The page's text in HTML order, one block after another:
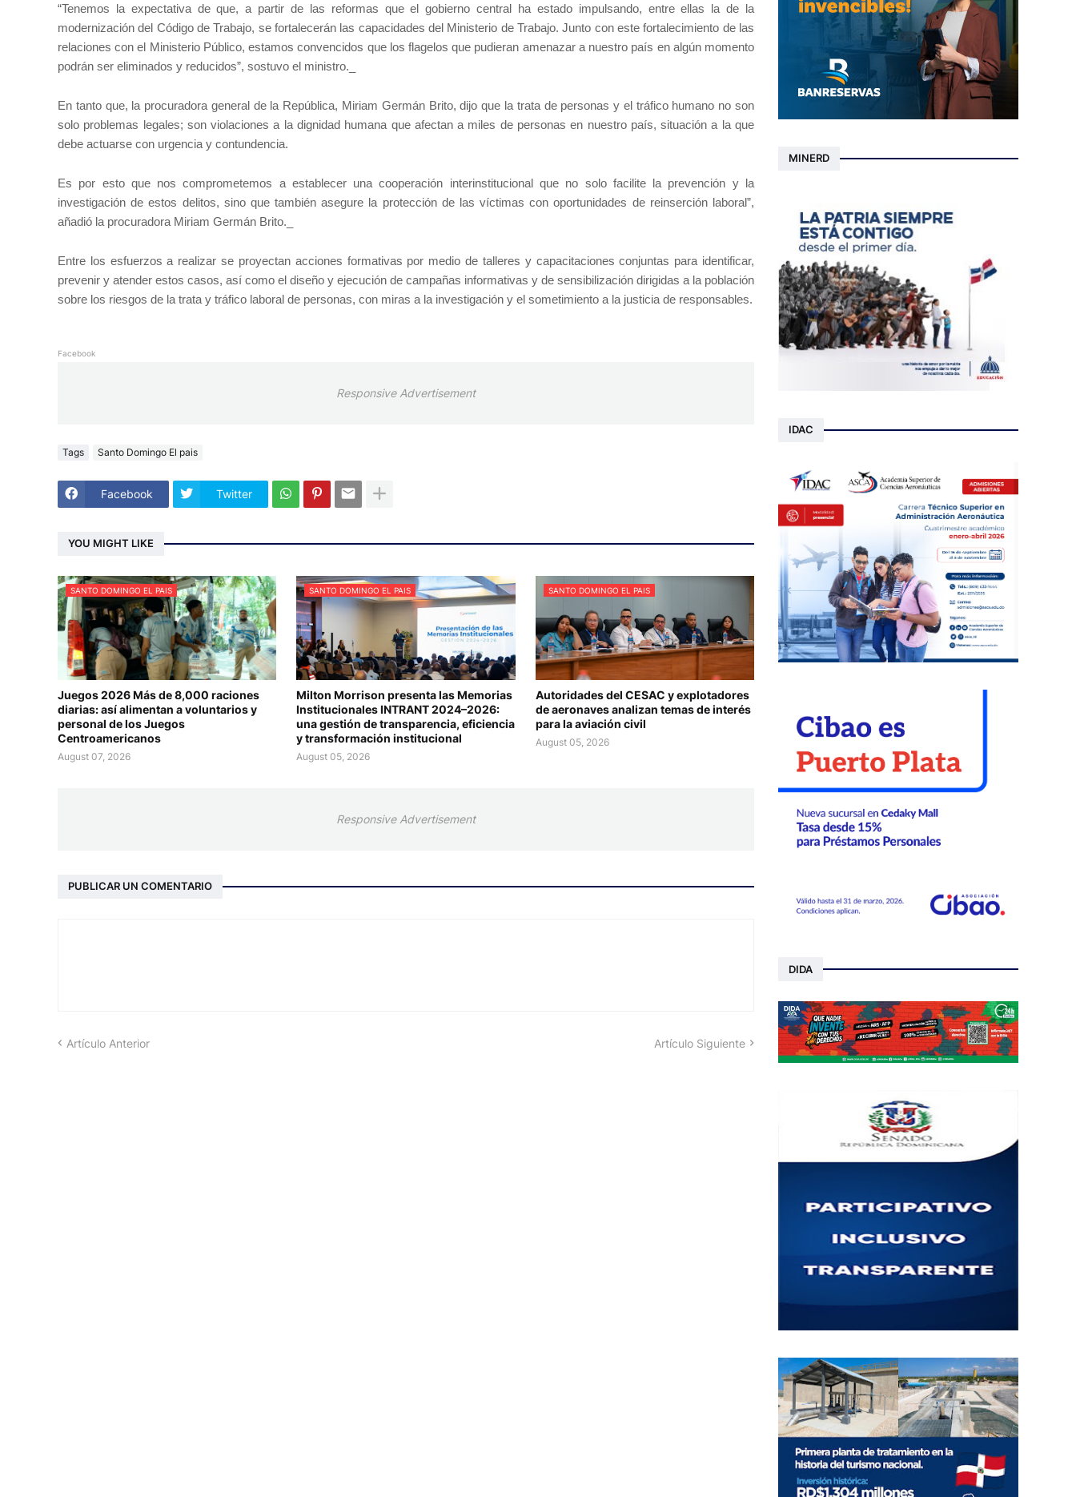
“Tenemos la expectativa de que, a partir de las reformas que el gobierno central ha estado impulsando, entre ellas la de la
modernización del Código de Trabajo, se fortalecerán las capacidades del Ministerio de Trabajo. Junto con este fortalecimiento de las
relaciones con el Ministerio Público, estamos convencidos que los flagelos que pudieran amenazar a nuestro país en algún momento
podrán ser eliminados y reducidos”, sostuvo el ministro._
En tanto que, la procuradora general de la República, Miriam Germán Brito, dijo que la trata de personas y el tráfico humano no son
solo problemas legales; son violaciones a la dignidad humana que afectan a miles de personas en nuestro país, situación a la que
debe actuarse con urgencia y contundencia.
Es por esto que nos comprometemos a establecer una cooperación interinstitucional que no solo facilite la prevención y la
investigación de estos delitos, sino que también asegure la protección de las víctimas con oportunidades de reinserción laboral”,
añadió la procuradora Miriam Germán Brito._
Entre los esfuerzos a realizar se proyectan acciones formativas por medio de talleres y capacitaciones conjuntas para identificar,
prevenir y atender estos casos, así como el diseño y ejecución de campañas informativas y de sensibilización dirigidas a la población
sobre los riesgos de la trata y tráfico laboral de personas, con miras a la investigación y el sometimiento a la justicia de responsables.
Facebook
Responsive Advertisement
Tags Santo Domingo El pais
Facebook Twitter
YOU MIGHT LIKE
SANTO DOMINGO EL PAIS
Juegos 2026 Más de 8,000 raciones
diarias: así alimentan a voluntarios y
personal de los Juegos
Centroamericanos
August 07, 2026
SANTO DOMINGO EL PAIS
Milton Morrison presenta las Memorias
Institucionales INTRANT 2024–2026:
una gestión de transparencia, eficiencia
y transformación institucional
August 05, 2026
SANTO DOMINGO EL PAIS
Autoridades del CESAC y explotadores
de aeronaves analizan temas de interés
para la aviación civil
August 05, 2026
Responsive Advertisement
PUBLICAR UN COMENTARIO
Artículo Anterior Artículo Siguiente
MINERD
IDAC
DIDA